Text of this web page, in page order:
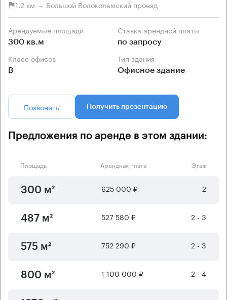
1.2 км → Большой Волоколамский проезд
Арендуемые площади
300 кв.м
Ставка арендной платы
по запросу
Класс офисов
B
Тип здания
Офисное здание
Позвонить Получить презентацию
Предложения по аренде в этом здании:
Площадь Арендная плата Этаж
300 м² 625 000 ₽ 2
487 м² 527 580 ₽ 2 - 3
575 м² 752 290 ₽ 2 - 3
800 м² 1 100 000 ₽ 2 - 4